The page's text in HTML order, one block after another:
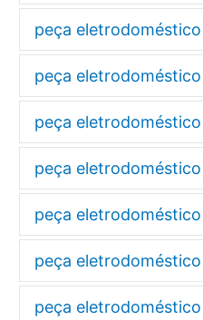
peça
peça
peça
peça
peça
peça
peça